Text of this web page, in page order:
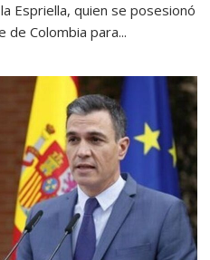
Espriella, quien se posesionó
Colombia para...